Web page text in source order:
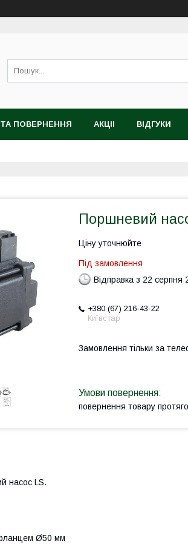
ПОВЕРНЕННЯ АКЦІІ ВІДГУКИ
Поршневий
Ціну уточнюйте
Під замовлення
Відправка з 22 серпня
+380 (67) 216-43-22
Київстар
Замовлення тільки за
повернення товару
насос LS.
Ø50 мм